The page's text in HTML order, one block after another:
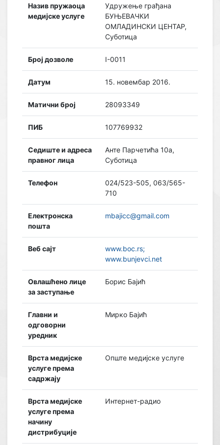
Назив пружаоца
медијске услуге
Удружење грађана
БУЊЕВАЧКИ
ОМЛАДИНСКИ ЦЕНТАР,
Суботица
Број дозволе I-0011
Датум 15. новембар 2016.
Матични број 28093349
ПИБ 107769932
Седиште и адреса
правног лица
Анте Парчетића 10а,
Суботица
Телефон
024/523-505, 063/565-
710
Електронска
пошта
mbajicc@gmail.com
Веб сајт
www.boc.rs;
www.bunjevci.net
Овлашћено лице
за заступање
Борис Бајић
Главни и
одговорни
уредник
Мирко Бајић
Врста медијске
услуге према
садржају
Опште медијске услуге
Врста медијске
услуге према
начину
дистрибуције
Интернет-радио